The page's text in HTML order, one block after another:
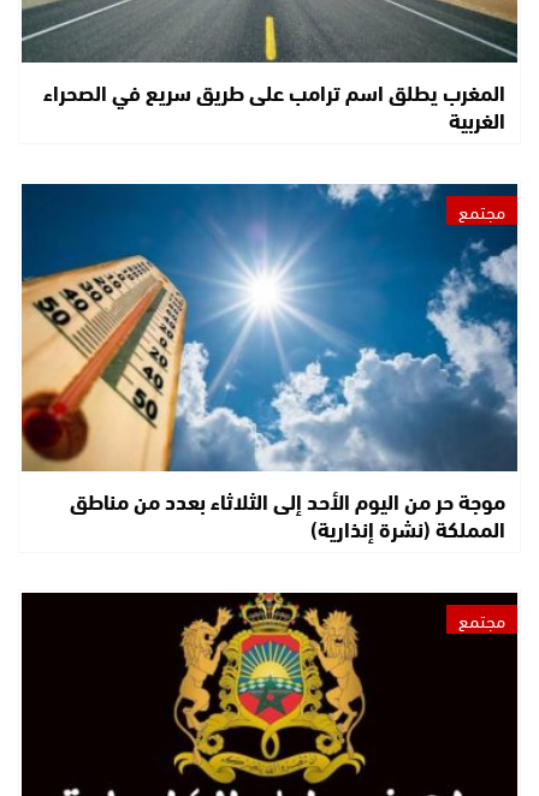
المغرب يطلق اسم ترامب على طريق سريع في الصحراء
الغربية
مجتمع
موجة حر من اليوم الأحد إلى الثلاثاء بعدد من مناطق
المملكة (نشرة إنذارية)
مجتمع